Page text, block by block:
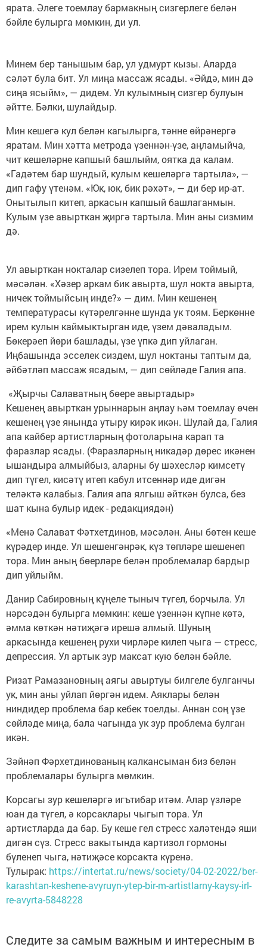
ярата. Әлеге тоемлау бармакның сизгерлеге белән
бәйле булырга мөмкин, ди ул.
Минем бер танышым бар, ул удмурт кызы. Аларда
сәләт була бит. Ул миңа массаж ясады. «Әйдә, мин дә
сиңа ясыйм», — дидем. Ул кулымның сизгер булуын
әйтте. Бәлки, шулайдыр.
Мин кешегә кул белән кагылырга, тәнне өйрәнергә
яратам. Мин хәтта метрода үзеннән-үзе, аңламыйча,
чит кешеләрне капшый башлыйм, оятка да калам.
«Гадәтем бар шундый, кулым кешеләргә тартыла», —
дип гафу үтенәм. «Юк, юк, бик рәхәт», — ди бер ир-ат.
Онытылып китеп, аркасын капшый башлаганмын.
Кулым үзе авырткан җиргә тартыла. Мин аны сизмим
дә.
Ул авырткан нокталар сизелеп тора. Ирем тоймый,
мәсәлән. «Хәзер аркам бик авырта, шул нокта авырта,
ничек тоймыйсың инде?» — дим. Мин кешенең
температурасы күтәрелгәнне шунда ук тоям. Беркөнне
ирем кулын каймыктырган иде, үзем дәваладым.
Бөкерәеп йөри башлады, үзе үпкә дип уйлаган.
Иңбашында эсселек сиздем, шул ноктаны таптым да,
әйбәтләп массаж ясадым, — дип сөйләде Галия апа.
«Җырчы Салаватның бөере авыртадыр»
Кешенең авырткан урыннарын аңлау һәм тоемлау өчен
кешенең үзе янында утыру кирәк икән. Шулай да, Галия
апа кайбер артистларның фотоларына карап та
фаразлар ясады. (Фаразларның никадәр дөрес икәнен
ышандыра алмыйбыз, аларны бу шәхесләр кимсетү
дип түгел, кисәтү итеп кабул итсеннәр иде дигән
теләктә калабыз. Галия апа ялгыш әйткән булса, без
шат кына булыр идек - редакциядән)
«Менә Салават Фәтхетдинов, мәсәлән. Аны бөтен кеше
күрәдер инде. Ул шешенгәнрәк, күз төпләре шешенеп
тора. Мин аның бөерләре белән проблемалар бардыр
дип уйлыйм.
Данир Сабировның күңеле тыныч түгел, борчыла. Ул
нәрсәдән булырга мөмкин: кеше үзеннән күпне көтә,
әмма көткән нәтиҗәгә ирешә алмый. Шуның
аркасында кешенең рухи чирләре килеп чыга — стресс,
депрессия. Ул артык зур максат кую белән бәйле.
Ризат Рамазановның аягы авыртуы билгеле булганчы
ук, мин аны уйлап йөргән идем. Аяклары белән
ниндидер проблема бар кебек тоелды. Аннан соң үзе
сөйләде миңа, бала чагында ук зур проблема булган
икән.
Зәйнәп Фәрхетдинованың калкансыман биз белән
проблемалары булырга мөмкин.
Корсагы зур кешеләргә игътибар итәм. Алар үзләре
юан да түгел, ә корсаклары чыгып тора. Ул
артистларда да бар. Бу кеше гел стресс халәтендә яши
дигән сүз. Стресс вакытында картизол гормоны
бүленеп чыга, нәтиҗәсе корсакта күренә.
Тулырак: https://intertat.ru/news/society/04-02-2022/ber-
karashtan-keshene-avyruyn-ytep-bir-m-artistlarny-kaysy-irl-
re-avyrta-5848228
Следите за самым важным и интересным в